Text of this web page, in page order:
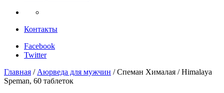
Контакты
Facebook
Twitter
Главная / Аюрведа для мужчин / Спеман Хималая / Himalaya
Speman, 60 таблеток